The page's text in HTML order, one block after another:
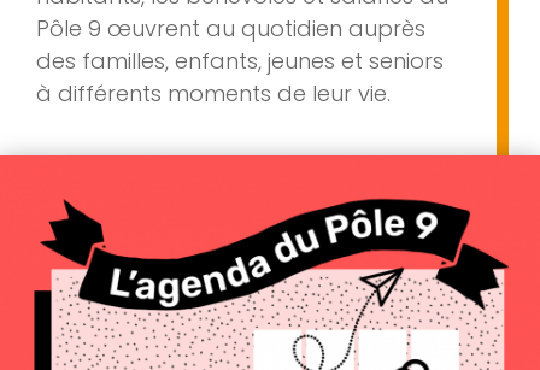
Pôle 9 œuvrent au quotidien auprès
des familles, enfants, jeunes et seniors
à différents moments de leur vie.